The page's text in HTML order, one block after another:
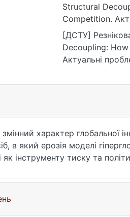
Structural
Competition.
https://doi.org/
[ДСТУ]
Decoupling:
Актуальні
характер глобальної
в який ерозія моделі
інструменту тиску та
та інвестиційних
прагнуть захистити
серед яких криза